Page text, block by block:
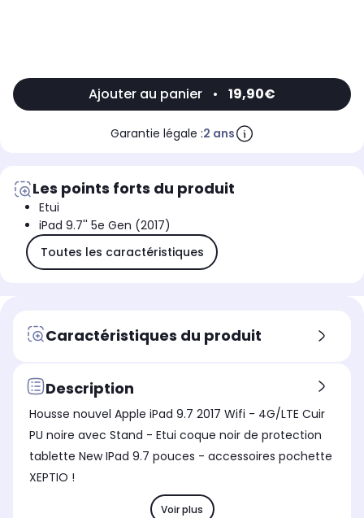
Ajouter au panier • 19,90€
Garantie légale :2 ans
Les points forts du produit
Etui
iPad 9.7'' 5e Gen (2017)
Toutes les caractéristiques
Caractéristiques du produit
Description
Housse nouvel Apple iPad 9.7 2017 Wifi - 4G/LTE Cuir
PU noire avec Stand - Etui coque noir de protection
tablette New IPad 9.7 pouces - accessoires pochette
XEPTIO !
Voir plus